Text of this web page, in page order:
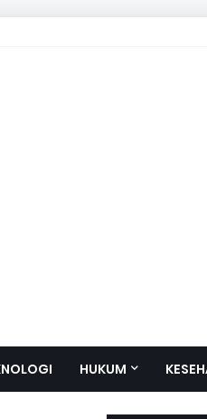
HUKUM